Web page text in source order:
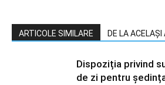
ARTICOLE SIMILARE DE LA
Dispoziția privind
de zi pentru